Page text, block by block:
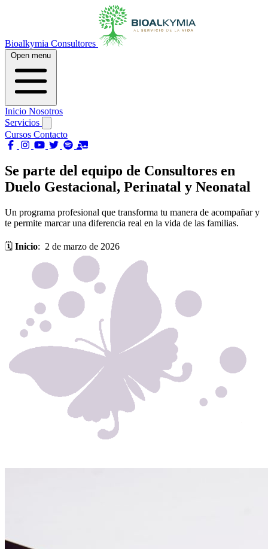
Bioalkymia Consultores
Open menu
Inicio Nosotros
Servicios
Cursos Contacto
Se parte del equipo de Consultores en
Duelo Gestacional, Perinatal y Neonatal
Un programa profesional que transforma tu manera de acompañar y
te permite marcar una diferencia real en la vida de las familias.
🗓️ Inicio: 2 de marzo de 2026